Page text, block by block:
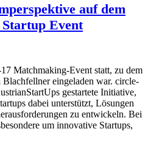
auf dem
Event
Matchmaking-Event statt, zu dem
eingeladen war. circle-
gestartete Initiative,
dabei unterstützt, Lösungen
zu entwickeln. Bei
um innovative Startups,